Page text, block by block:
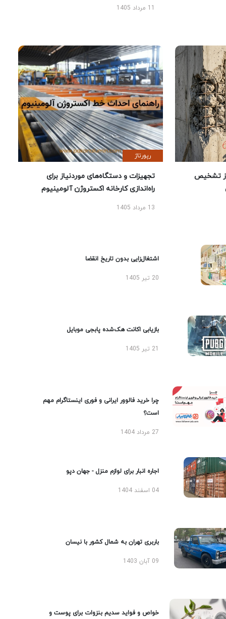
تشخیص
رپورتاژ
تجهیزات و دستگاه‌های موردنیاز برای
راه‌اندازی کارخانه اکستروژن آلومینیوم
13 مرداد 1405
اشتغال‌زایی بدون تاریخ انقضا
20 تیر 1405
بازیابی اکانت هک‌شده پابجی موبایل
چرا خرید فالوور ایرانی و فوری اینستاگرام مهم
است؟
27 مرداد 1404
اجاره انبار برای لوازم منزل - جهان دپو
04 اسفند 1404
باربری تهران به شمال کشور با نیسان
09 آبان 1403
خواص و فواید سدیم بنزوات برای پوست و